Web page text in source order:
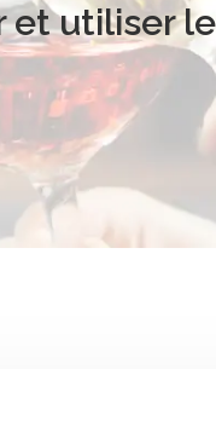
et utiliser